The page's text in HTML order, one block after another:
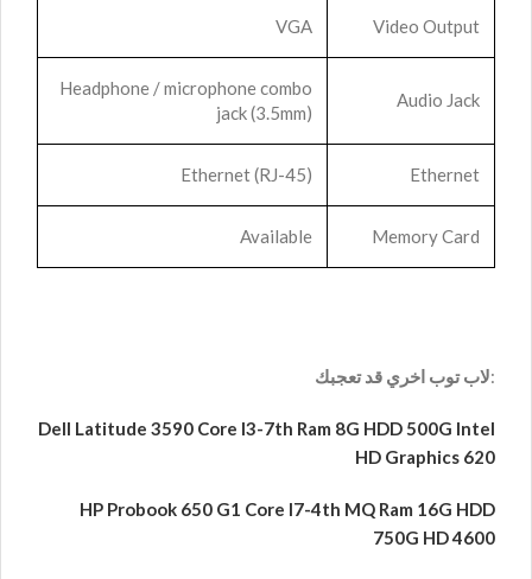
Video Output
VGA
Audio Jack
Headphone / microphone combo
jack (3.5mm)
Ethernet
Ethernet (RJ-45)
Memory Card
Available
:لاب توب اخري قد تعجبك
Dell Latitude 3590 Core I3-7th Ram 8G HDD 500G Intel
HD Graphics 620
HP Probook 650 G1 Core I7-4th MQ Ram 16G HDD
750G HD 4600